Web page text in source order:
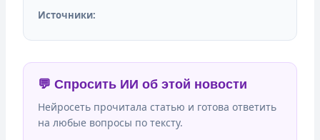
Источники:
💬 Спросить ИИ об этой новости
Нейросеть прочитала статью и готова ответить
на любые вопросы по тексту.